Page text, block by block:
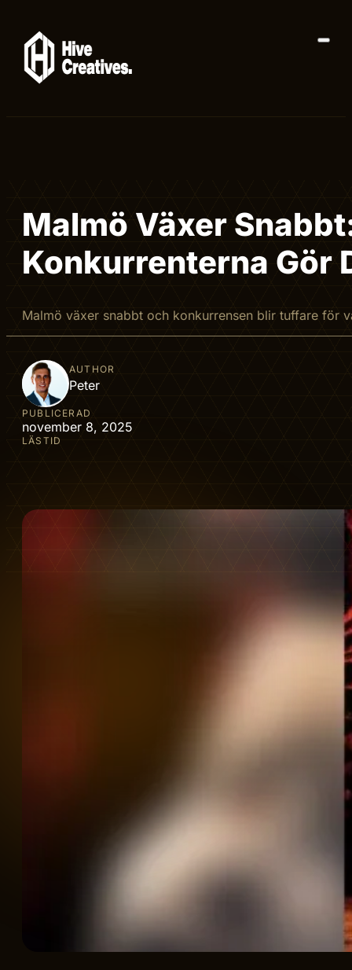
Malmö Växer
Konkurrenterna Gör
Malmö växer snabbt och konkurrensen blir tuffare för
AUTHOR
Peter
PUBLICERAD
november 8, 2025
LÄSTID